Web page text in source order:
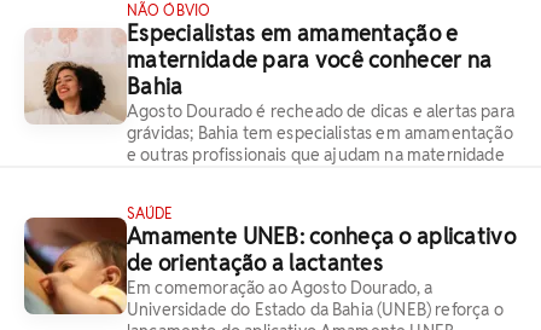
NÃO ÓBVIO
Especialistas em amamentação e
maternidade para você conhecer na
Bahia
Agosto Dourado é recheado de dicas e alertas para
grávidas; Bahia tem especialistas em amamentação
e outras profissionais que ajudam na maternidade
SAÚDE
Amamente UNEB: conheça o aplicativo
de orientação a lactantes
Em comemoração ao Agosto Dourado, a
Universidade do Estado da Bahia (UNEB) reforça o